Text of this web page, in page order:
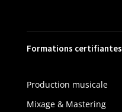
Formations certifiantes
Production musicale
Mixage & Mastering